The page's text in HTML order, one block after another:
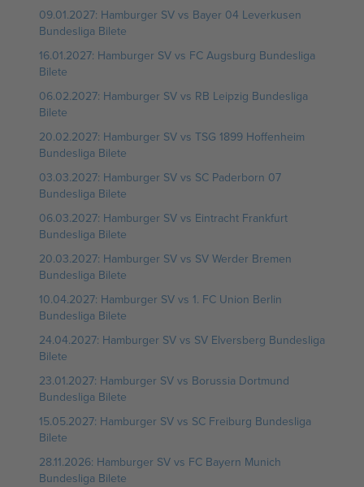
09.01.2027: Hamburger SV vs Bayer 04 Leverkusen
Bundesliga Bilete
16.01.2027: Hamburger SV vs FC Augsburg Bundesliga
Bilete
06.02.2027: Hamburger SV vs RB Leipzig Bundesliga
Bilete
20.02.2027: Hamburger SV vs TSG 1899 Hoffenheim
Bundesliga Bilete
03.03.2027: Hamburger SV vs SC Paderborn 07
Bundesliga Bilete
06.03.2027: Hamburger SV vs Eintracht Frankfurt
Bundesliga Bilete
20.03.2027: Hamburger SV vs SV Werder Bremen
Bundesliga Bilete
10.04.2027: Hamburger SV vs 1. FC Union Berlin
Bundesliga Bilete
24.04.2027: Hamburger SV vs SV Elversberg Bundesliga
Bilete
23.01.2027: Hamburger SV vs Borussia Dortmund
Bundesliga Bilete
15.05.2027: Hamburger SV vs SC Freiburg Bundesliga
Bilete
28.11.2026: Hamburger SV vs FC Bayern Munich
Bundesliga Bilete